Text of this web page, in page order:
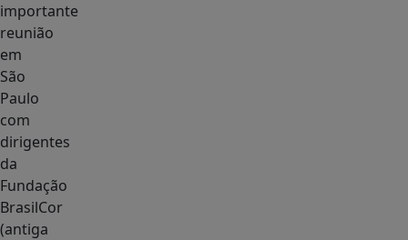
importante
reunião
em
São
Paulo
com
dirigentes
da
Fundação
BrasilCor
(antiga